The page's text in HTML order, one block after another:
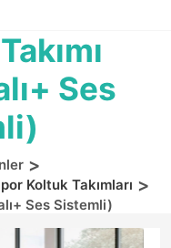
Ses
Koltuk Takımları
Ses Sistemli)